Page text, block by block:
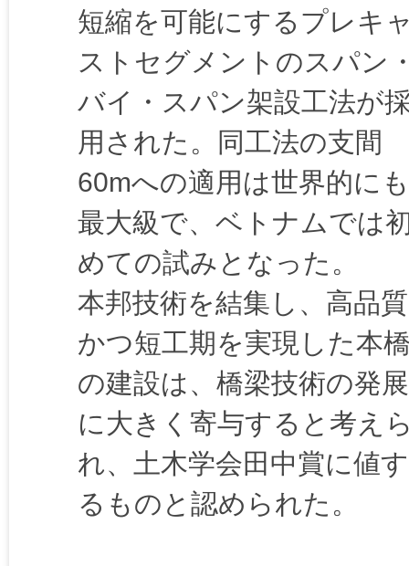
短縮を可能にするプレキ
ストセグメントのスパン
バイ・スパン架設工法が
用された。同工法の支間
60mへの適用は世界的にも
最大級で、ベトナムでは
めての試みとなった。
本邦技術を結集し、高品質
かつ短工期を実現した本
の建設は、橋梁技術の発展
に大きく寄与すると考え
れ、土木学会田中賞に値す
るものと認められた。